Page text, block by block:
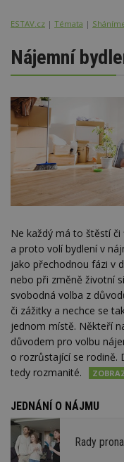
ESTAV.cz Témata
Nájemní
Ne každý má to štěstí
a proto volí bydlení v
jako přechodnou fázi v
nebo při změně životní
svobodná volba z
či zážitky a nechce se
jednom místě. Někteří
důvodem pro volbu
o rozrůstající se rodině.
tedy rozmanité.
JEDNÁNÍ O NÁJMU
Rady